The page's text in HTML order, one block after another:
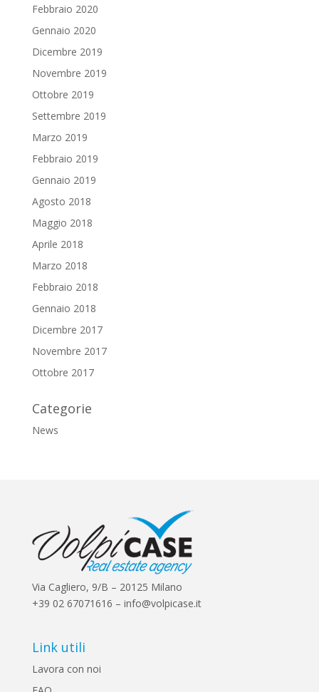
Febbraio 2020
Gennaio 2020
Dicembre 2019
Novembre 2019
Ottobre 2019
Settembre 2019
Marzo 2019
Febbraio 2019
Gennaio 2019
Agosto 2018
Maggio 2018
Aprile 2018
Marzo 2018
Febbraio 2018
Gennaio 2018
Dicembre 2017
Novembre 2017
Ottobre 2017
Categorie
News
Via Cagliero, 9/B – 20125 Milano
+39 02 67071616 – info@volpicase.it
Link utili
Lavora con noi